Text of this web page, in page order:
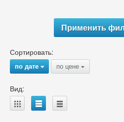
Сортировать:
по дате{ по цене {
Вид:
A B C